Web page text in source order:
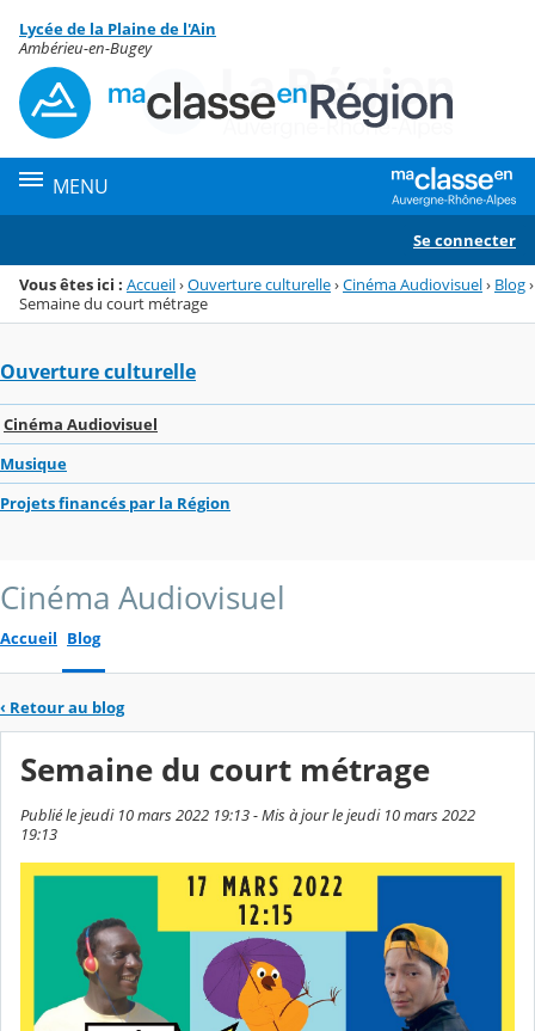
Menu de la rubrique
Contenu
Lycée de la Plaine de l'Ain
Ambérieu-en-Bugey
MENU
Se connecter
Vous êtes ici : Accueil›Ouverture culturelle›Cinéma Audiovisuel› Blog›
Semaine du court métrage
Ouverture culturelle
Cinéma Audiovisuel
Musique
Projets financés par la Région
Cinéma Audiovisuel
Accueil Blog
‹ Retour au blog
Semaine du court métrage
Publié le jeudi 10 mars 2022 19:13 - Mis à jour le jeudi 10 mars 2022
19:13